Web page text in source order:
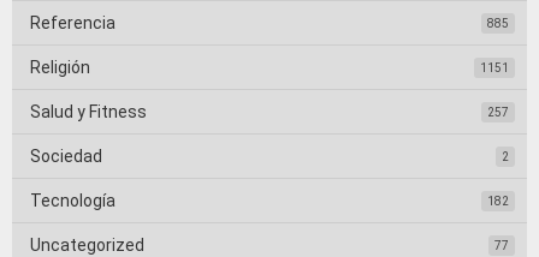
Referencia 885
Religión 1151
Salud y Fitness 257
Sociedad 2
Tecnología 182
Uncategorized 77